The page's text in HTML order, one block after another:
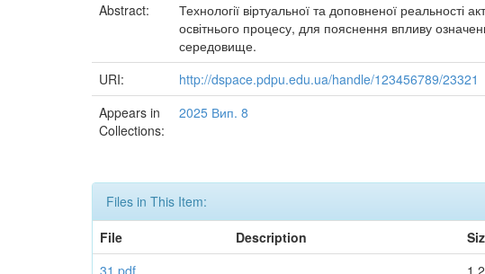
Abstract:
Технології віртуальної та доповненої реальності
освітнього процесу, для пояснення впливу
середовище.
URI:
http://dspace.pdpu.edu.ua/handle/123456789/23321
Appears in
Collections:
2025 Вип. 8
Files in This Item:
File
Description
31.pdf